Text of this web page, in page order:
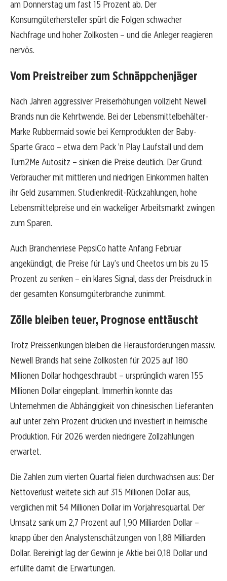
am Donnerstag um fast 15 Prozent ab. Der
Konsumgüterhersteller spürt die Folgen schwacher
Nachfrage und hoher Zollkosten – und die Anleger reagieren
nervös.
Vom Preistreiber zum Schnäppchenjäger
Nach Jahren aggressiver Preiserhöhungen vollzieht Newell
Brands nun die Kehrtwende. Bei der Lebensmittelbehälter-
Marke Rubbermaid sowie bei Kernprodukten der Baby-
Sparte Graco – etwa dem Pack ’n Play Laufstall und dem
Turn2Me Autositz – sinken die Preise deutlich. Der Grund:
Verbraucher mit mittleren und niedrigen Einkommen halten
ihr Geld zusammen. Studienkredit-Rückzahlungen, hohe
Lebensmittelpreise und ein wackeliger Arbeitsmarkt zwingen
zum Sparen.
Auch Branchenriese PepsiCo hatte Anfang Februar
angekündigt, die Preise für Lay’s und Cheetos um bis zu 15
Prozent zu senken – ein klares Signal, dass der Preisdruck in
der gesamten Konsumgüterbranche zunimmt.
Zölle bleiben teuer, Prognose enttäuscht
Trotz Preissenkungen bleiben die Herausforderungen massiv.
Newell Brands hat seine Zollkosten für 2025 auf 180
Millionen Dollar hochgeschraubt – ursprünglich waren 155
Millionen Dollar eingeplant. Immerhin konnte das
Unternehmen die Abhängigkeit von chinesischen Lieferanten
auf unter zehn Prozent drücken und investiert in heimische
Produktion. Für 2026 werden niedrigere Zollzahlungen
erwartet.
Die Zahlen zum vierten Quartal fielen durchwachsen aus: Der
Nettoverlust weitete sich auf 315 Millionen Dollar aus,
verglichen mit 54 Millionen Dollar im Vorjahresquartal. Der
Umsatz sank um 2,7 Prozent auf 1,90 Milliarden Dollar –
knapp über den Analystenschätzungen von 1,88 Milliarden
Dollar. Bereinigt lag der Gewinn je Aktie bei 0,18 Dollar und
erfüllte damit die Erwartungen.